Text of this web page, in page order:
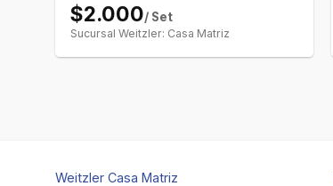
$2.000/ Set
Sucursal Weitzler: Casa Matriz
Weitzler Casa Matriz